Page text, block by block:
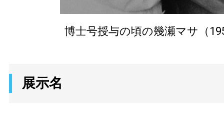
博士号授与の頃の幾瀬マサ（
展示名